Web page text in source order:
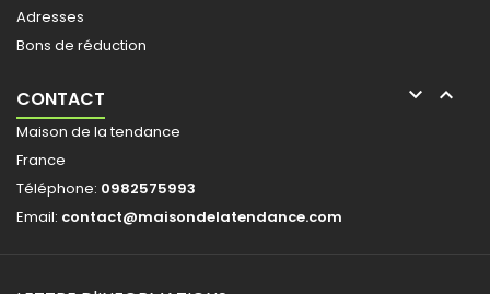
Adresses
Bons de réduction
CONTACT  
Maison de la tendance
France
Téléphone: 0982575993
Email: contact@maisondelatendance.com